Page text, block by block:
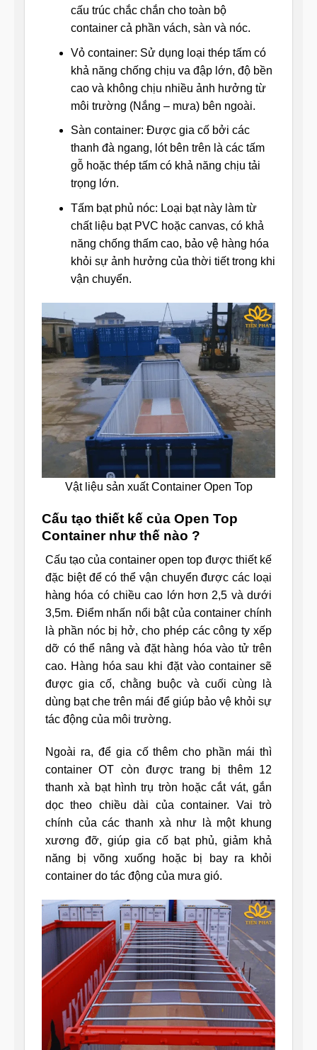
cấu trúc chắc chắn cho toàn bộ
container cả phần vách, sàn và nóc.
Vỏ container: Sử dụng loại thép tấm có
khả năng chống chịu va đập lớn, độ bền
cao và không chịu nhiều ảnh hưởng từ
môi trường (Nắng – mưa) bên ngoài.
Sàn container: Được gia cố bởi các
thanh đà ngang, lót bên trên là các tấm
gỗ hoặc thép tấm có khả năng chịu tải
trọng lớn.
Tấm bạt phủ nóc: Loại bạt này làm từ
chất liệu bạt PVC hoặc canvas, có khả
năng chống thấm cao, bảo vệ hàng hóa
khỏi sự ảnh hưởng của thời tiết trong khi
vận chuyển.
Vật liệu sản xuất Container Open Top
Cấu tạo thiết kế của Open Top
Container như thế nào ?
Cấu tạo của container open top được thiết kế
đặc biệt để có thể vận chuyển được các loại
hàng hóa có chiều cao lớn hơn 2,5 và dưới
3,5m. Điểm nhấn nổi bật của container chính
là phần nóc bị hở, cho phép các công ty xếp
dỡ có thể nâng và đặt hàng hóa vào tử trên
cao. Hàng hóa sau khi đặt vào container sẽ
được gia cố, chằng buộc và cuối cùng là
dùng bạt che trên mái để giúp bảo vệ khỏi sự
tác động của môi trường.
Ngoài ra, để gia cố thêm cho phần mái thì
container OT còn được trang bị thêm 12
thanh xà bạt hình trụ tròn hoặc cắt vát, gắn
dọc theo chiều dài của container. Vai trò
chính của các thanh xà như là một khung
xương đỡ, giúp gia cố bạt phủ, giảm khả
năng bị võng xuống hoặc bị bay ra khỏi
container do tác động của mưa gió.